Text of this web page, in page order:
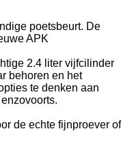
poetsbeurt. De
APK
2.4 liter vijfcilinder
behoren en het
te denken aan
de echte fijnproever of